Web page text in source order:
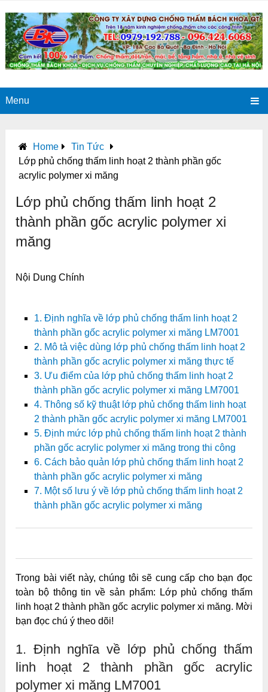
Menu
Home
Tin Tức
Lớp phủ chống thấm linh hoạt 2 thành phần gốc
acrylic polymer xi măng
Lớp phủ chống thấm linh hoạt 2
thành phần gốc acrylic polymer xi
măng
Nội Dung Chính
1. Định nghĩa về lớp phủ chống thấm linh hoạt 2
thành phần gốc acrylic polymer xi măng LM7001
2. Mô tả việc dùng lớp phủ chống thấm linh hoạt 2
thành phần gốc acrylic polymer xi măng thực tế
3. Ưu điểm của lớp phủ chống thấm linh hoạt 2
thành phần gốc acrylic polymer xi măng LM7001
4. Thông số kỹ thuật lớp phủ chống thấm linh hoạt
2 thành phần gốc acrylic polymer xi măng LM7001
5. Định mức lớp phủ chống thấm linh hoạt 2 thành
phần gốc acrylic polymer xi măng trong thi công
6. Cách bảo quản lớp phủ chống thấm linh hoạt 2
thành phần gốc acrylic polymer xi măng
7. Một số lưu ý về lớp phủ chống thấm linh hoạt 2
thành phần gốc acrylic polymer xi măng
Trong bài viết này, chúng tôi sẽ cung cấp cho bạn đọc
toàn bộ thông tin về sản phẩm: Lớp phủ chống thấm
linh hoạt 2 thành phần gốc acrylic polymer xi măng. Mời
bạn đọc chú ý theo dõi!
1. Định nghĩa về lớp phủ chống thấm
linh hoạt 2 thành phần gốc acrylic
polymer xi măng LM7001